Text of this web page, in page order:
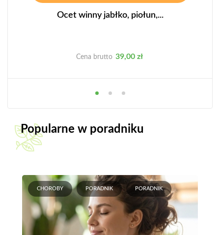
Ocet winny jabłko, piołun,...
Cena brutto Cena
39,00 zł
Popularne w poradniku
CHOROBY PORADNIK PORADNIK